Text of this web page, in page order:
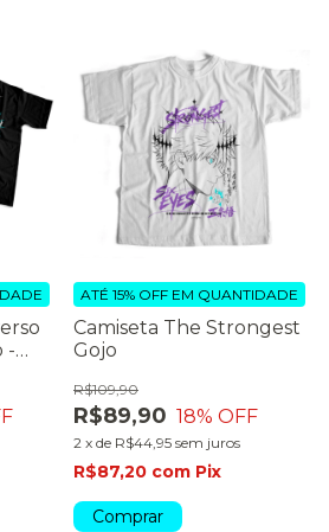
-
Camiseta The Strongest
Gojo
R$89,90
R$109,90
18% OFF
2 x de R$44,95 sem juros
ATÉ 15% OFF EM QUANTIDADE
R$87,20 com Pix
Comprar